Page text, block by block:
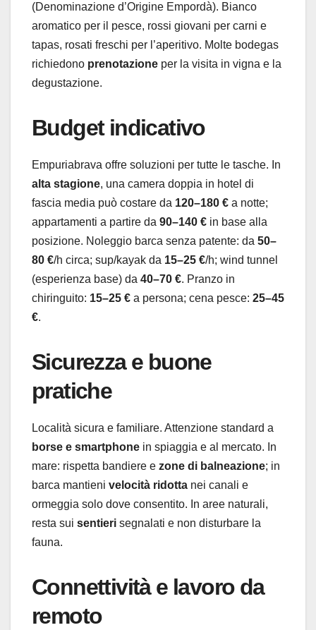
(Denominazione d’Origine Empordà). Bianco
aromatico per il pesce, rossi giovani per carni e
tapas, rosati freschi per l’aperitivo. Molte bodegas
richiedono prenotazione per la visita in vigna e la
degustazione.
Budget indicativo
Empuriabrava offre soluzioni per tutte le tasche. In
alta stagione, una camera doppia in hotel di
fascia media può costare da 120–180 € a notte;
appartamenti a partire da 90–140 € in base alla
posizione. Noleggio barca senza patente: da 50–
80 €/h circa; sup/kayak da 15–25 €/h; wind tunnel
(esperienza base) da 40–70 €. Pranzo in
chiringuito: 15–25 € a persona; cena pesce: 25–45
€.
Sicurezza e buone
pratiche
Località sicura e familiare. Attenzione standard a
borse e smartphone in spiaggia e al mercato. In
mare: rispetta bandiere e zone di balneazione; in
barca mantieni velocità ridotta nei canali e
ormeggia solo dove consentito. In aree naturali,
resta sui sentieri segnalati e non disturbare la
fauna.
Connettività e lavoro da
remoto